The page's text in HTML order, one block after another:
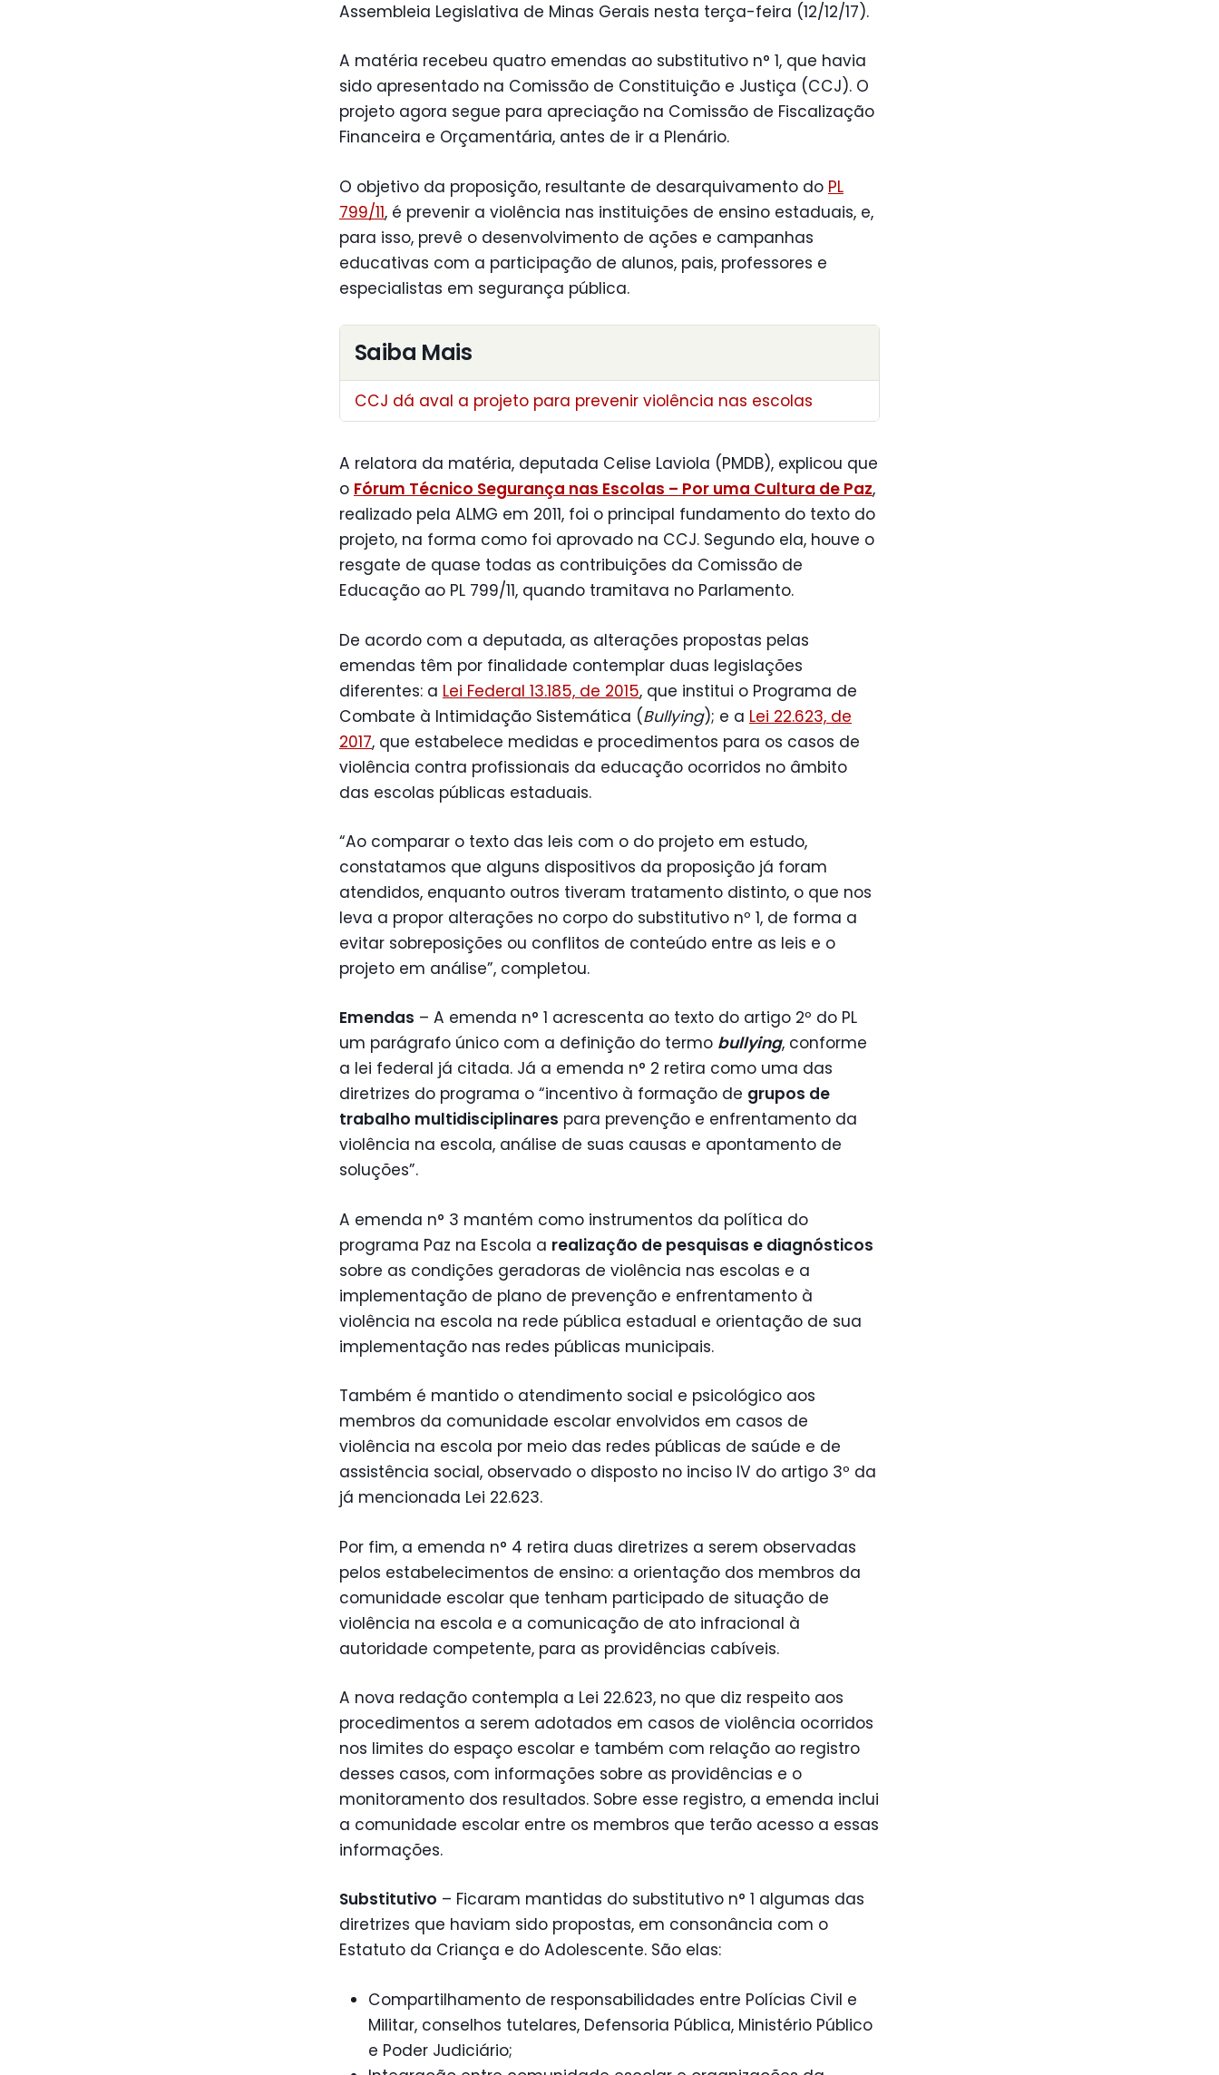
Assembleia Legislativa de Minas Gerais nesta terça-feira (12/12/17).
A matéria recebeu quatro emendas ao substitutivo n° 1, que havia
sido apresentado na Comissão de Constituição e Justiça (CCJ). O
projeto agora segue para apreciação na Comissão de Fiscalização
Financeira e Orçamentária, antes de ir a Plenário.
O objetivo da proposição, resultante de desarquivamento do PL
799/11, é prevenir a violência nas instituições de ensino estaduais, e,
para isso, prevê o desenvolvimento de ações e campanhas
educativas com a participação de alunos, pais, professores e
especialistas em segurança pública.
Saiba Mais
CCJ dá aval a projeto para prevenir violência nas escolas
A relatora da matéria, deputada Celise Laviola (PMDB), explicou que
o Fórum Técnico Segurança nas Escolas – Por uma Cultura de Paz,
realizado pela ALMG em 2011, foi o principal fundamento do texto do
projeto, na forma como foi aprovado na CCJ. Segundo ela, houve o
resgate de quase todas as contribuições da Comissão de
Educação ao PL 799/11, quando tramitava no Parlamento.
De acordo com a deputada, as alterações propostas pelas
emendas têm por finalidade contemplar duas legislações
diferentes: a Lei Federal 13.185, de 2015, que institui o Programa de
Combate à Intimidação Sistemática (Bullying); e a Lei 22.623, de
2017, que estabelece medidas e procedimentos para os casos de
violência contra profissionais da educação ocorridos no âmbito
das escolas públicas estaduais.
“Ao comparar o texto das leis com o do projeto em estudo,
constatamos que alguns dispositivos da proposição já foram
atendidos, enquanto outros tiveram tratamento distinto, o que nos
leva a propor alterações no corpo do substitutivo nº 1, de forma a
evitar sobreposições ou conflitos de conteúdo entre as leis e o
projeto em análise”, completou.
Emendas – A emenda n° 1 acrescenta ao texto do artigo 2º do PL
um parágrafo único com a definição do termo bullying, conforme
a lei federal já citada. Já a emenda n° 2 retira como uma das
diretrizes do programa o “incentivo à formação de grupos de
trabalho multidisciplinares para prevenção e enfrentamento da
violência na escola, análise de suas causas e apontamento de
soluções”.
A emenda n° 3 mantém como instrumentos da política do
programa Paz na Escola a realização de pesquisas e diagnósticos
sobre as condições geradoras de violência nas escolas e a
implementação de plano de prevenção e enfrentamento à
violência na escola na rede pública estadual e orientação de sua
implementação nas redes públicas municipais.
Também é mantido o atendimento social e psicológico aos
membros da comunidade escolar envolvidos em casos de
violência na escola por meio das redes públicas de saúde e de
assistência social, observado o disposto no inciso IV do artigo 3º da
já mencionada Lei 22.623.
Por fim, a emenda n° 4 retira duas diretrizes a serem observadas
pelos estabelecimentos de ensino: a orientação dos membros da
comunidade escolar que tenham participado de situação de
violência na escola e a comunicação de ato infracional à
autoridade competente, para as providências cabíveis.
A nova redação contempla a Lei 22.623, no que diz respeito aos
procedimentos a serem adotados em casos de violência ocorridos
nos limites do espaço escolar e também com relação ao registro
desses casos, com informações sobre as providências e o
monitoramento dos resultados. Sobre esse registro, a emenda inclui
a comunidade escolar entre os membros que terão acesso a essas
informações.
Substitutivo – Ficaram mantidas do substitutivo n° 1 algumas das
diretrizes que haviam sido propostas, em consonância com o
Estatuto da Criança e do Adolescente. São elas:
Compartilhamento de responsabilidades entre Polícias Civil e
Militar, conselhos tutelares, Defensoria Pública, Ministério Público
e Poder Judiciário;